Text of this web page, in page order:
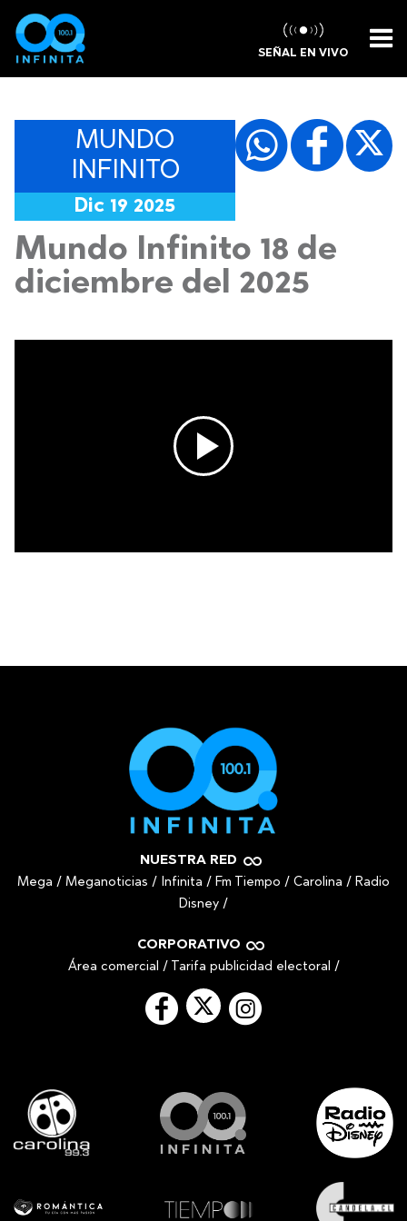
SEÑAL EN VIVO
MUNDO
INFINITO
Dic 19 2025
Mundo Infinito 18 de
diciembre del 2025
NUESTRA RED
Mega / Meganoticias / Infinita / Fm Tiempo / Carolina / Radio
Disney /
CORPORATIVO
Área comercial / Tarifa publicidad electoral /